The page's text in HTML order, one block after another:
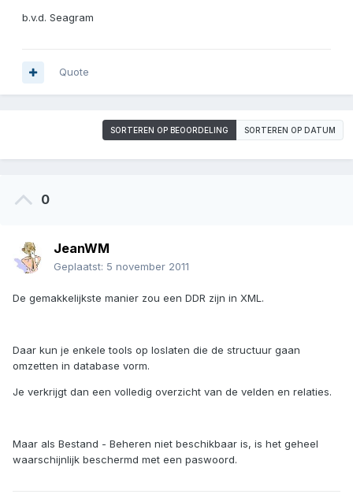
b.v.d. Seagram
Quote
SORTEREN OP BEOORDELING SORTEREN OP DATUM
0
JeanWM
Geplaatst: 5 november 2011
De gemakkelijkste manier zou een DDR zijn in XML.
Daar kun je enkele tools op loslaten die de structuur gaan
omzetten in database vorm.
Je verkrijgt dan een volledig overzicht van de velden en relaties.
Maar als Bestand - Beheren niet beschikbaar is, is het geheel
waarschijnlijk beschermd met een paswoord.